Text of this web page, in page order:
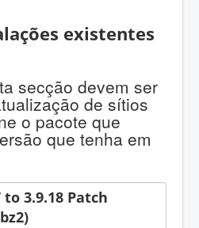
existentes
secção devem ser
de sítios
o pacote que
que tenha em
to 3.9.18 Patch